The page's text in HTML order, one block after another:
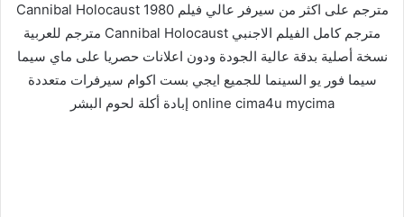
مترجم على اكثر من سيرفر عالي فيلم Cannibal Holocaust 1980
مترجم كامل الفيلم الاجنبي Cannibal Holocaust مترجم للعربية
نسخة أصلية بدقة عالية الجودة ودون اعلانات حصريا على ماي سيما
سيما فور يو السينما للجميع ايجي بست اكوام سيرفرات متعددة
online cima4u mycima إبادة أكلة لحوم البشر